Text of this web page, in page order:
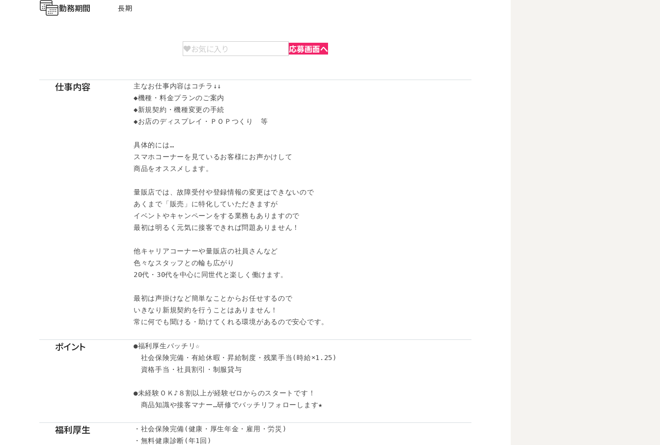
勤務期間 長期
お気に入り 応募画面へ
仕事内容
主なお仕事内容はコチラ↓↓
◆機種・料金プランのご案内
◆新規契約・機種変更の手続
◆お店のディスプレイ・ＰＯＰつくり　等
具体的には…
スマホコーナーを見ているお客様にお声かけして
商品をオススメします。
量販店では、故障受付や登録情報の変更はできないので
あくまで「販売」に特化していただきますが
イベントやキャンペーンをする業務もありますので
最初は明るく元気に接客できれば問題ありません！
他キャリアコーナーや量販店の社員さんなど
色々なスタッフとの輪も広がり
20代・30代を中心に同世代と楽しく働けます。
最初は声掛けなど簡単なことからお任せするので
いきなり新規契約を行うことはありません！
常に何でも聞ける・助けてくれる環境があるので安心です。
ポイント
●福利厚生バッチリ☆
社会保険完備・有給休暇・昇給制度・残業手当(時給×1.25)
資格手当・社員割引・制服貸与
●未経験ＯＫ♪８割以上が経験ゼロからのスタートです！
商品知識や接客マナー…研修でバッチリフォローします★
福利厚生
・社会保険完備(健康・厚生年金・雇用・労災)
・無料健康診断(年1回)